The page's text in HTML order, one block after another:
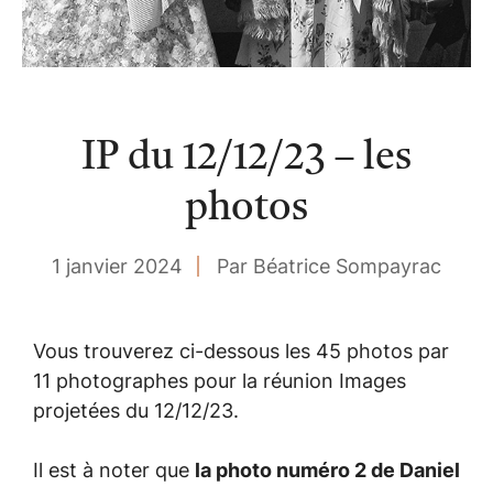
IP du 12/12/23 – les
photos
1 janvier 2024 Par Béatrice Sompayrac
Vous trouverez ci-dessous les 45 photos par
11 photographes pour la réunion Images
projetées du 12/12/23.
Il est à noter que la photo numéro 2 de Daniel